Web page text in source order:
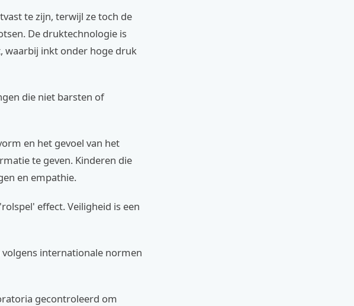
te zijn, terwijl ze toch de
De druktechnologie is
waarbij inkt onder hoge druk
die niet barsten of
en het gevoel van het
te geven. Kinderen die
en empathie.
effect. Veiligheid is een
internationale normen
gecontroleerd om